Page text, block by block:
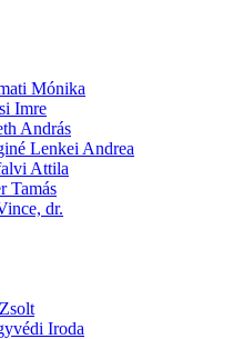
Mónika
Imre
András
Lenkei Andrea
Attila
Tamás
dr.
Iroda